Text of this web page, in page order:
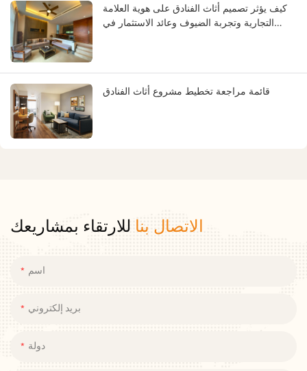
كيف يؤثر تصميم أثاث الفنادق على هوية العلامة
التجارية وتجربة الضيوف وعائد الاستثمار في
قائمة مراجعة تخطيط مشروع أثاث الفنادق
الاتصال بنا للارتقاء بمشاريعك
اسم
بريد إلكتروني
دولة